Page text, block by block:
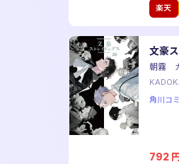
楽天
文豪
朝霧
角川コ
792 円